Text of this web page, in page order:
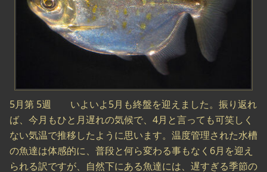
5月第 5週 いよいよ5月も終盤を迎えました。振り返れ
ば、今月もひと月遅れの気候で、4月と言っても可笑しく
ない気温で推移したように思います。温度管理された水槽
の魚達は体感的に、普段と何ら変わる事もなく6月を迎え
られる訳ですが、自然下にある魚達には、遅すぎる季節の